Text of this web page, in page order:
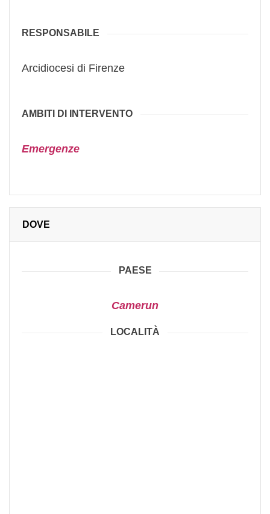
RESPONSABILE
Arcidiocesi di Firenze
AMBITI DI INTERVENTO
Emergenze
DOVE
PAESE
Camerun
LOCALITÀ